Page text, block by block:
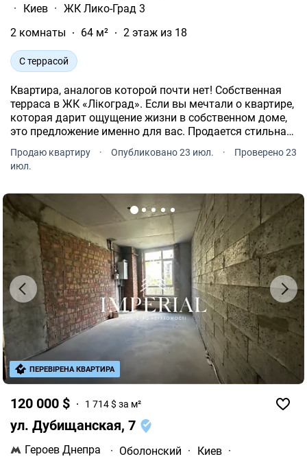
·
Киев · ЖК Лико-Град 3
2 комнаты
64 м² 2 этаж из 18
С террасой
Квартира, аналогов которой почти нет! Собственная
терраса в ЖК «Лікоград». Если вы мечтали о квартире,
которая дарит ощущение жизни в собственном доме,
это предложение именно для вас. Продается стильная
квартира в ЖК «Лікоград» по адресу ул. Степана
Рудницкого, 3/7, Голосеевский район.
Продаю квартиру · Опубликовано 23 июл. ·
Проверено 23
июл.
120 000 $ 1 714 $ за м²
ул. Дубищанская, 7
Героев Днепра · Оболонский · Киев ·
ПЕРЕВІРЕНА КВАРТИРА